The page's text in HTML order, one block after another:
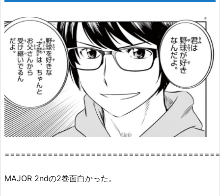
========================================‌
MAJOR 2ndの2巻面白かった。